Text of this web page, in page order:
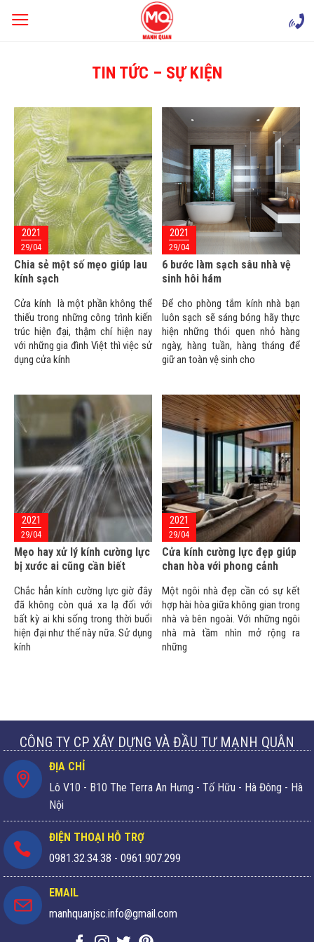
TIN TỨC – SỰ KIỆN
2021
29/04
Chia sẻ một số mẹo giúp lau
kính sạch
Cửa kính là một phần không thể
thiếu trong những công trình kiến
trúc hiện đại, thậm chí hiện nay
với những gia đình Việt thì việc sử
dụng cửa kính
2021
29/04
6 bước làm sạch sâu nhà vệ
sinh hôi hám
Để cho phòng tắm kính nhà bạn
luôn sạch sẽ sáng bóng hãy thực
hiện những thói quen nhỏ hàng
ngày, hàng tuần, hàng tháng để
giữ an toàn vệ sinh cho
2021
29/04
Mẹo hay xử lý kính cường lực
bị xước ai cũng cần biết
Chắc hẳn kính cường lực giờ đây
đã không còn quá xa lạ đối với
bất kỳ ai khi sống trong thời buổi
hiện đại như thế này nữa. Sử dụng
kính
2021
29/04
Cửa kính cường lực đẹp giúp
chan hòa với phong cảnh
Một ngôi nhà đẹp cần có sự kết
hợp hài hòa giữa không gian trong
nhà và bên ngoài. Với những ngôi
nhà mà tầm nhìn mở rộng ra
những
CÔNG TY CP XÂY DỰNG VÀ ĐẦU TƯ MẠNH QUÂN
ĐỊA CHỈ
Lô V10 - B10 The Terra An Hưng - Tố Hữu - Hà Đông - Hà
Nội
ĐIỆN THOẠI HỖ TRỢ
0981.32.34.38 - 0961.907.299
EMAIL
manhquanjsc.info@gmail.com